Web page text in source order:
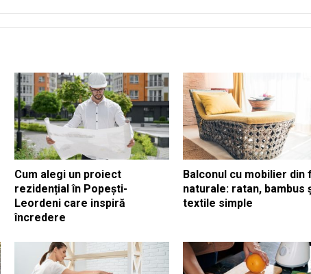
Cum alegi un proiect
rezidențial în Popești-
Leordeni care inspiră
încredere
Balconul cu mobilier din
naturale: ratan, bambus
textile simple